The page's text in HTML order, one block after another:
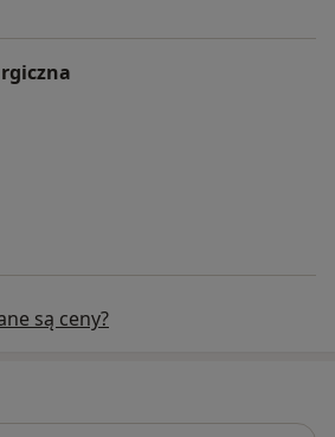
chirurgiczna
są ceny?